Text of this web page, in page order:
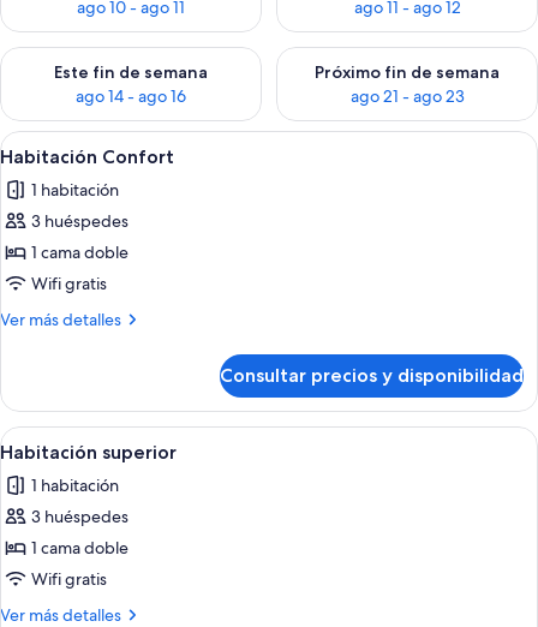
ago 10 - ago 11
ago 11 - ago 12
Este fin de semana
ago 14 - ago 16
Consulta la disponibilidad para este fin de semana, ago 14 -
Próximo fin de semana
ago 21 - ago 23
Consulta la disponibilidad
Abrir
todas
las
fotos
de
Habitación
Confort
Una habitación de hotel moderna
21
Habitación Confort
1 habitación
3 huéspedes
1 cama doble
Wifi gratis
Ver más detalles
Más
Confort
Consultar precios y disponibilidad
Abrir
todas
las
fotos
de
Habitación
superior
Una habitación de hotel con una
11
Habitación superior
1 habitación
3 huéspedes
1 cama doble
Wifi gratis
Ver más detalles
Más